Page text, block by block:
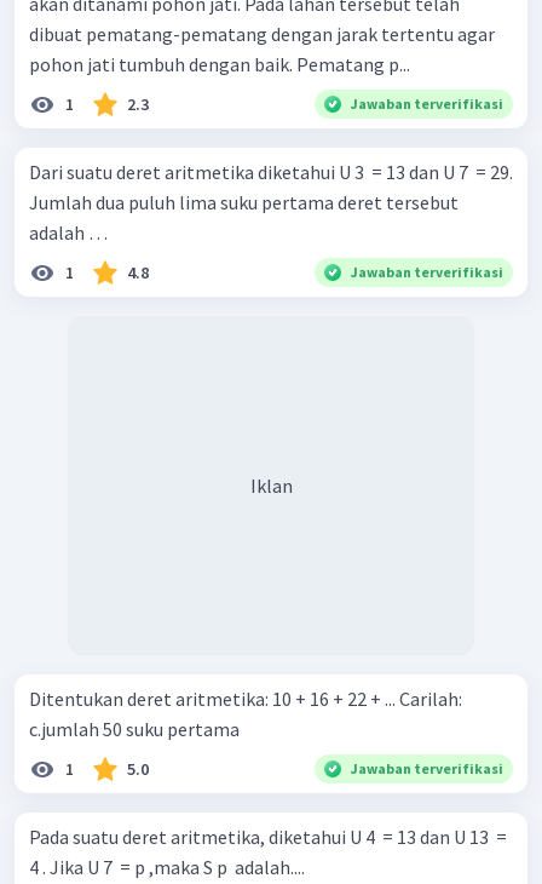
dibuat pematang-pematang dengan jarak tertentu agar
pohon jati tumbuh dengan baik. Pematang p...
1 2.3 Jawaban terverifikasi
Dari suatu deret aritmetika diketahui U 3 ​ = 13 dan U 7 ​ = 29.
Jumlah dua puluh lima suku pertama deret tersebut
adalah …
1 4.8 Jawaban terverifikasi
Iklan
Ditentukan deret aritmetika: 10 + 16 + 22 + ... Carilah:
c.jumlah 50 suku pertama
1 5.0 Jawaban terverifikasi
Pada suatu deret aritmetika, diketahui U 4 ​ = 13 dan U 13 ​ =
4 . Jika U 7 ​ = p ,maka S p ​ adalah....